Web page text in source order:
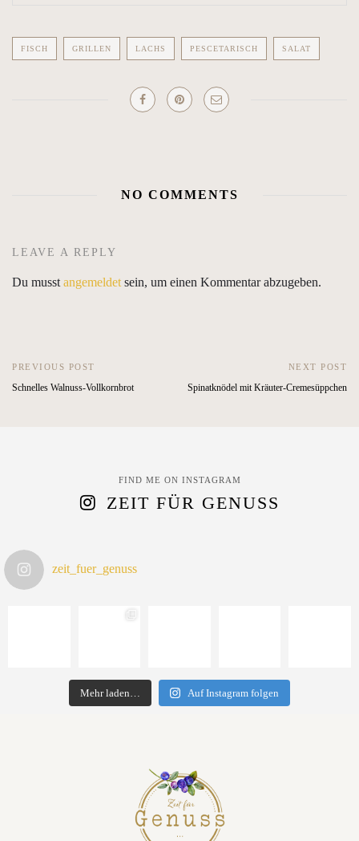
FISCH GRILLEN LACHS PESCETARISCH SALAT
NO COMMENTS
LEAVE A REPLY
Du musst angemeldet sein, um einen Kommentar abzugeben.
PREVIOUS POST
Schnelles Walnuss-Vollkornbrot
NEXT POST
Spinatknödel mit Kräuter-Cremesüppchen
FIND ME ON INSTAGRAM
ZEIT FÜR GENUSS
zeit_fuer_genuss
Mehr laden… Auf Instagram folgen